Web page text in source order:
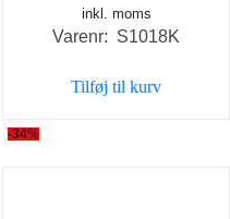
oprindelige
pris
149,00 kr..
inkl. moms
Varenr: S1018K
Tilføj til kurv
-34%